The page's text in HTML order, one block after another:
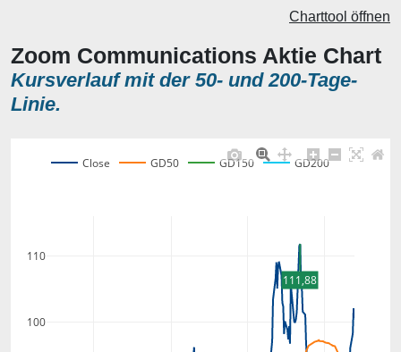
Zoom Communications Aktie Chart
Kursverlauf mit der 50- und 200-Tage-
Linie.
Charttool öffnen
100
110
Close GD50 GD150 GD200
111,88